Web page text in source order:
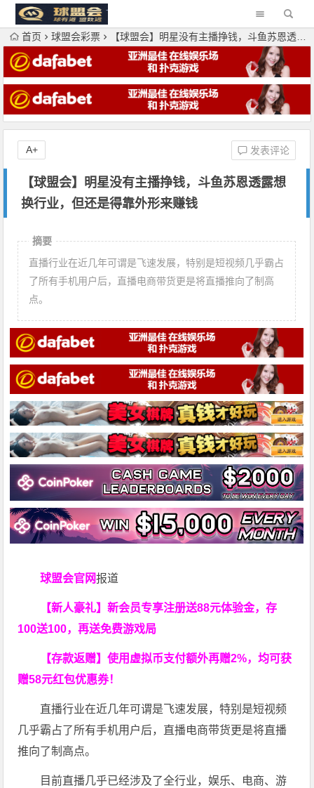
首页 球盟会彩票 【球盟会】明星没有主播挣钱，斗鱼苏恩透露想换行业，但还是得靠外形来赚钱
【球盟会】明星没有主播挣钱，斗鱼苏恩透露想
换行业，但还是得靠外形来赚钱
发表评论
A+
摘要
直播行业在近几年可谓是飞速发展，特别是短视频几乎霸占
了所有手机用户后，直播电商带货更是将直播推向了制高
点。
球盟会官网报道
【新人豪礼】新会员专享注册送88元体验金，存
100送100，再送免费游戏局
【存款返赠】使用虚拟币支付额外再赠2%，均可获
赠58元红包优惠券！
直播行业在近几年可谓是飞速发展，特别是短视频
几乎霸占了所有手机用户后，直播电商带货更是将直播
推向了制高点。
目前直播几乎已经涉及了全行业，娱乐、电商、游